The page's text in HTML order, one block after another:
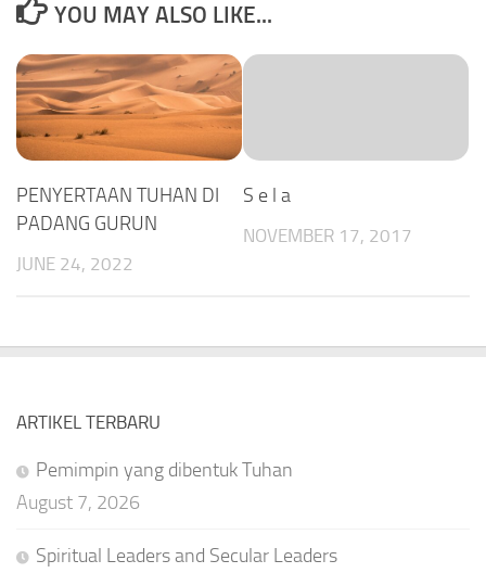
YOU MAY ALSO LIKE...
PENYERTAAN TUHAN DI
PADANG GURUN
JUNE 24, 2022
S e l a
NOVEMBER 17, 2017
ARTIKEL TERBARU
Pemimpin yang dibentuk Tuhan
August 7, 2026
Spiritual Leaders and Secular Leaders